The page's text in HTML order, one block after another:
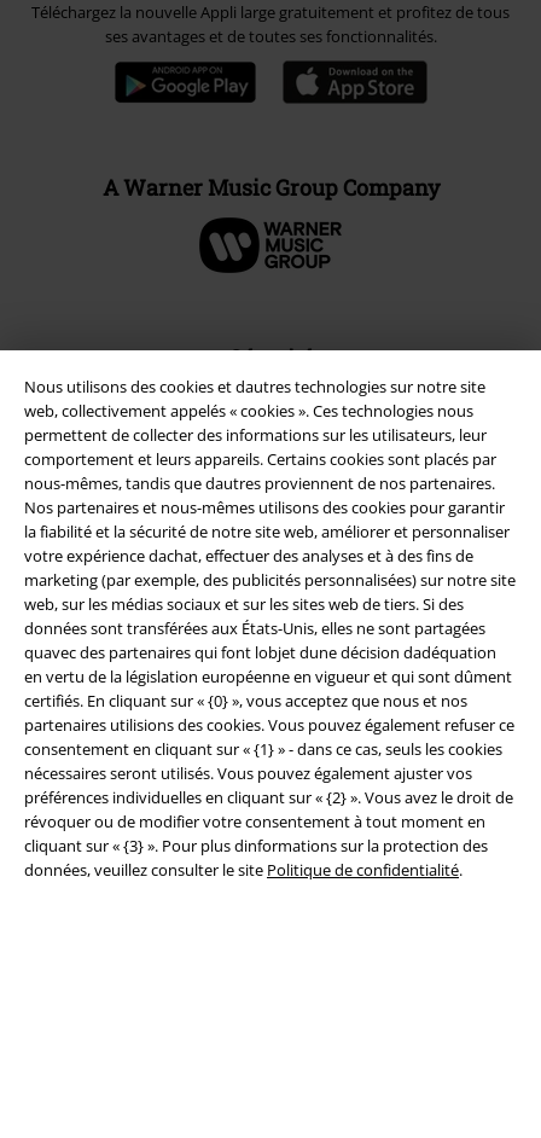
Nous utilisons des cookies et dautres technologies sur notre site
web, collectivement appelés « cookies ». Ces technologies nous
permettent de collecter des informations sur les utilisateurs, leur
comportement et leurs appareils. Certains cookies sont placés par
nous-mêmes, tandis que dautres proviennent de nos partenaires.
Nos partenaires et nous-mêmes utilisons des cookies pour garantir
la fiabilité et la sécurité de notre site web, améliorer et personnaliser
votre expérience dachat, effectuer des analyses et à des fins de
marketing (par exemple, des publicités personnalisées) sur notre site
web, sur les médias sociaux et sur les sites web de tiers. Si des
données sont transférées aux États-Unis, elles ne sont partagées
quavec des partenaires qui font lobjet dune décision dadéquation
en vertu de la législation européenne en vigueur et qui sont dûment
certifiés. En cliquant sur « {0} », vous acceptez que nous et nos
partenaires utilisions des cookies. Vous pouvez également refuser ce
consentement en cliquant sur « {1} » - dans ce cas, seuls les cookies
nécessaires seront utilisés. Vous pouvez également ajuster vos
préférences individuelles en cliquant sur « {2} ». Vous avez le droit de
révoquer ou de modifier votre consentement à tout moment en
cliquant sur « {3} ». Pour plus dinformations sur la protection des
données, veuillez consulter le site Politique de confidentialité.
Téléchargez la nouvelle Appli large gratuitement et profitez de tous
ses avantages et de toutes ses fonctionnalités.
A Warner Music Group Company
Sécurité
Légal
Conditions générales
Éditeur
Clauses de confidentialité